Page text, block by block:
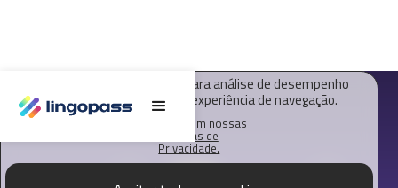
O Lingopass utiliza cookies para análise de desempenho
deste site e melhorar sua experiência de navegação.
Saiba mais em nossas
Políticas de
Privacidade.